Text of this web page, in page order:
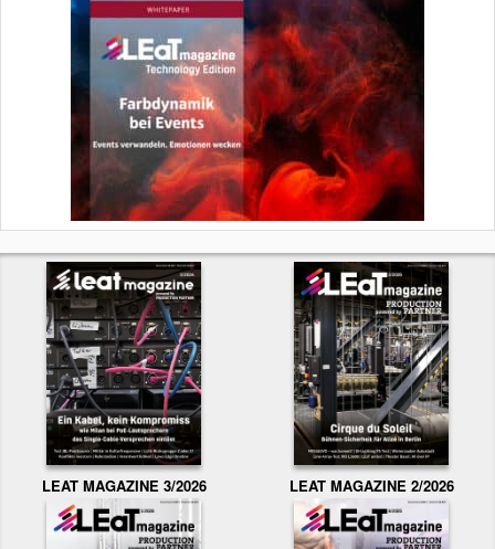
LEAT MAGAZINE 3/2026 LEAT MAGAZINE 2/2026